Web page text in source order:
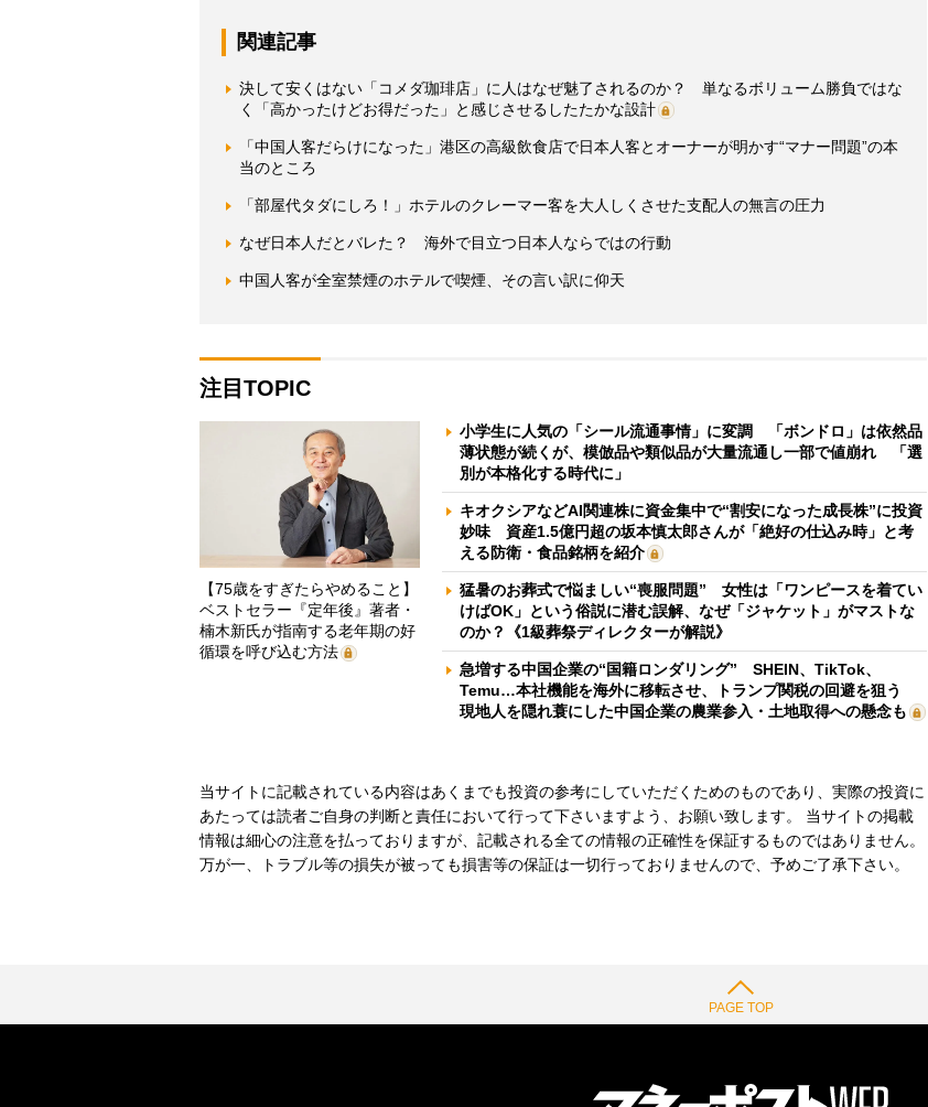
関連記事
決して安くはない「コメダ珈琲店」に人はなぜ魅了されるのか？ 単なるボリューム勝負ではな
く「高かったけどお得だった」と感じさせるしたたかな設計
「中国人客だらけになった」港区の高級飲食店で日本人客とオーナーが明かす“マナー問題”の本
当のところ
「部屋代タダにしろ！」ホテルのクレーマー客を大人しくさせた支配人の無言の圧力
なぜ日本人だとバレた？ 海外で目立つ日本人ならではの行動
中国人客が全室禁煙のホテルで喫煙、その言い訳に仰天
注目TOPIC
【75歳をすぎたらやめること】
ベストセラー『定年後』著者・
楠木新氏が指南する老年期の好
循環を呼び込む方法
小学生に人気の「シール流通事情」に変調 「ボンドロ」は依然品
薄状態が続くが、模倣品や類似品が大量流通し一部で値崩れ 「選
別が本格化する時代に」
キオクシアなどAI関連株に資金集中で“割安になった成長株”に投資
妙味 資産1.5億円超の坂本慎太郎さんが「絶好の仕込み時」と考
える防衛・食品銘柄を紹介
猛暑のお葬式で悩ましい“喪服問題” 女性は「ワンピースを着てい
けばOK」という俗説に潜む誤解、なぜ「ジャケット」がマストな
のか？《1級葬祭ディレクターが解説》
急増する中国企業の“国籍ロンダリング” SHEIN、TikTok、
Temu…本社機能を海外に移転させ、トランプ関税の回避を狙う
現地人を隠れ蓑にした中国企業の農業参入・土地取得への懸念も
当サイトに記載されている内容はあくまでも投資の参考にしていただくためのものであり、実際の投資に
あたっては読者ご自身の判断と責任において行って下さいますよう、お願い致します。 当サイトの掲載
情報は細心の注意を払っておりますが、記載される全ての情報の正確性を保証するものではありません。
万が一、トラブル等の損失が被っても損害等の保証は一切行っておりませんので、予めご了承下さい。
PAGE TOP